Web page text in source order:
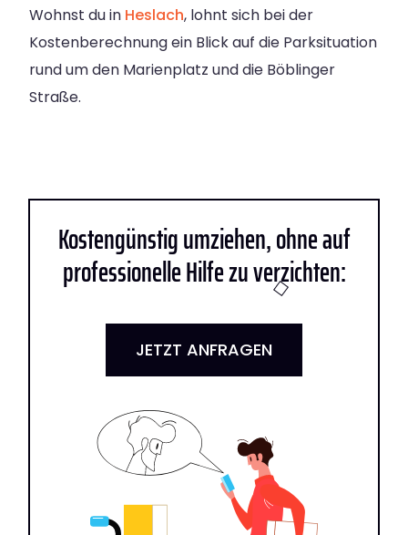
Wohnst du in Heslach, lohnt sich bei der
Kostenberechnung ein Blick auf die Parksituation
rund um den Marienplatz und die Böblinger
Straße.
Kostengünstig umziehen, ohne auf
professionelle Hilfe zu verzichten:
JETZT ANFRAGEN